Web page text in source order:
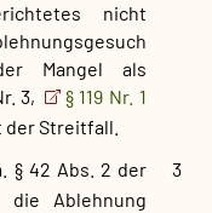
nicht
Mangel als
3,
§ 119 Nr. 1
Streitfall.
3
§ 42 Abs. 2 der
Ablehnung